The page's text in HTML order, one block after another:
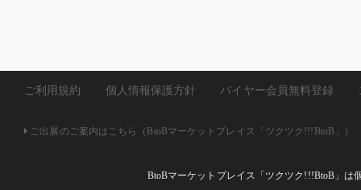
ご利用規約 個人情報保護方針 バイヤー会員無料登録
ご出展のご案内はこちら（BtoBマーケットプレイス「ツクツク!!!BtoB」）
BtoBマーケットプレイス「ツクツク!!!BtoB」は